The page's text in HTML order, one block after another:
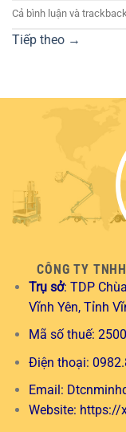
Cả bình luận và
Tiếp theo →
CÔNG TY
Trụ sở: TDP
Vĩnh Yên, Tỉnh
Mã số thuế:
Điện thoại:
Email:
Website: https://